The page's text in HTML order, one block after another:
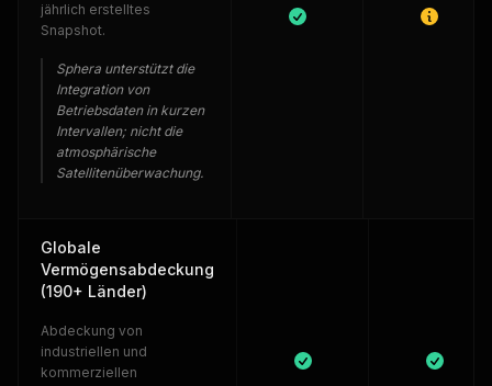
jährlich erstelltes
Snapshot.
Sphera unterstützt die
Integration von
Betriebsdaten in kurzen
Intervallen; nicht die
atmosphärische
Satellitenüberwachung.
Globale
Vermögensabdeckung
(190+ Länder)
Abdeckung von
industriellen und
kommerziellen